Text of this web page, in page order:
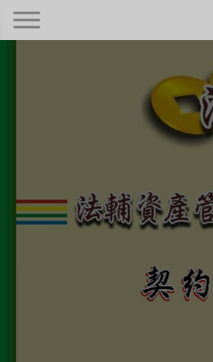
本公司秉持著合情
營、健全制度，只